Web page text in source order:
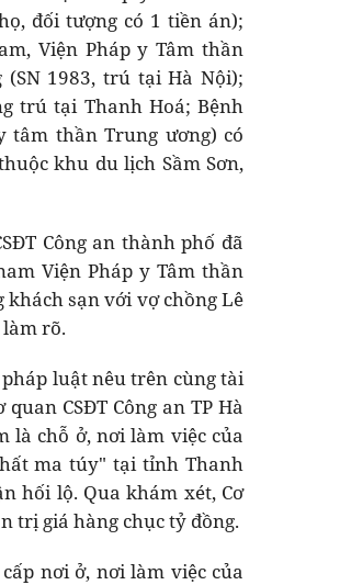
đối tượng có 1 tiền án);
Viện Pháp y Tâm thần
1983, trú tại Hà Nội);
trú tại Thanh Hoá; Bệnh
tâm thần Trung ương) có
khu du lịch Sầm Sơn,
Công an thành phố đã
Viện Pháp y Tâm thần
sạn với vợ chồng Lê
rõ.
luật nêu trên cùng tài
CSĐT Công an TP Hà
là chỗ ở, nơi làm việc của
ma túy" tại tỉnh Thanh
hối lộ. Qua khám xét, Cơ
trị giá hàng chục tỷ đồng.
nơi ở, nơi làm việc của